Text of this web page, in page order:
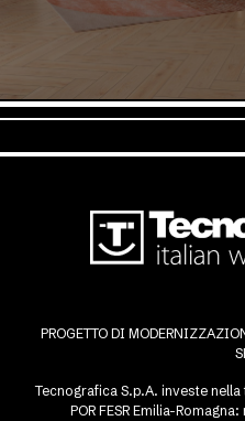
PROGETTO DI
Tecnografica S.p.A. investe
POR FESR Emilia-